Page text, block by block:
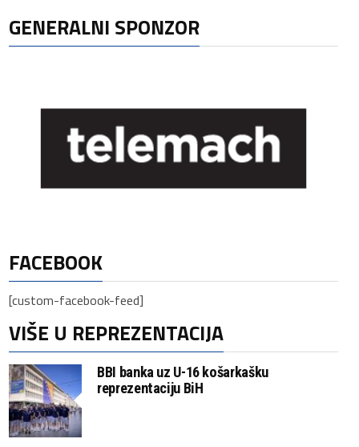
GENERALNI SPONZOR
FACEBOOK
[custom-facebook-feed]
VIŠE U REPREZENTACIJA
BBI banka uz U-16 košarkašku
reprezentaciju BiH